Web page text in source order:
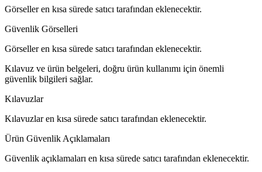
Görseller en kısa sürede satıcı tarafından eklenecektir.
Güvenlik Görselleri
Görseller en kısa sürede satıcı tarafından eklenecektir.
Kılavuz ve ürün belgeleri, doğru ürün kullanımı için önemli
güvenlik bilgileri sağlar.
Kılavuzlar
Kılavuzlar en kısa sürede satıcı tarafından eklenecektir.
Ürün Güvenlik Açıklamaları
Güvenlik açıklamaları en kısa sürede satıcı tarafından eklenecektir.